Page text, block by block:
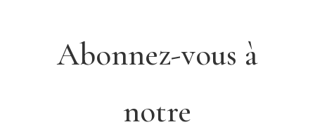
Abonnez-vous à
notre